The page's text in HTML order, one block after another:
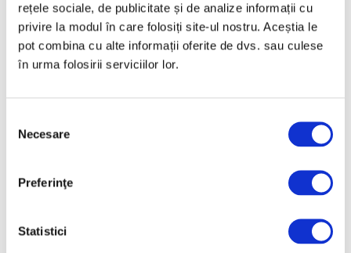
rețele sociale, de publicitate și de analize informații cu
privire la modul în care folosiți site-ul nostru. Aceștia le
pot combina cu alte informații oferite de dvs. sau culese
în urma folosirii serviciilor lor.
consimțământului
Necesare
Preferinţe
Statistici
Articole recente